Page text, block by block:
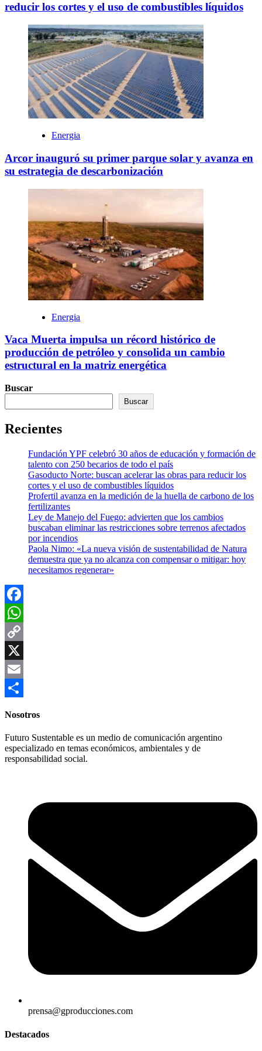
reducir los cortes y el uso de combustibles líquidos
Energia
Arcor inauguró su primer parque solar y avanza en
su estrategia de descarbonización
Energia
Vaca Muerta impulsa un récord histórico de
producción de petróleo y consolida un cambio
estructural en la matriz energética
Buscar
Buscar
Recientes
Fundación YPF celebró 30 años de educación y formación de
talento con 250 becarios de todo el país
Gasoducto Norte: buscan acelerar las obras para reducir los
cortes y el uso de combustibles líquidos
Profertil avanza en la medición de la huella de carbono de los
fertilizantes
Ley de Manejo del Fuego: advierten que los cambios
buscaban eliminar las restricciones sobre terrenos afectados
por incendios
Paola Nimo: «La nueva visión de sustentabilidad de Natura
demuestra que ya no alcanza con compensar o mitigar: hoy
necesitamos regenerar»
Facebook
WhatsApp
Copy
Link
X
Email
Nosotros
Futuro Sustentable es un medio de comunicación argentino
especializado en temas económicos, ambientales y de
responsabilidad social.
prensa@gproducciones.com
Destacados